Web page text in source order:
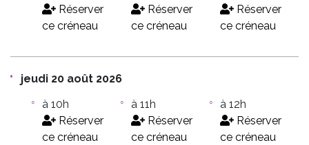
Réserver
ce créneau
Réserver
ce créneau
Réserver
ce créneau
jeudi 20 août 2026
à 10h
Réserver
ce créneau
à 11h
Réserver
ce créneau
à 12h
Réserver
ce créneau